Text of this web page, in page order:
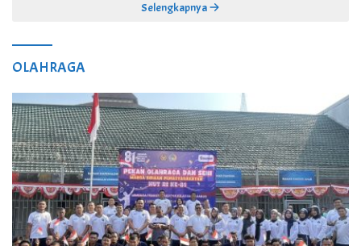
Selengkapnya
OLAHRAGA